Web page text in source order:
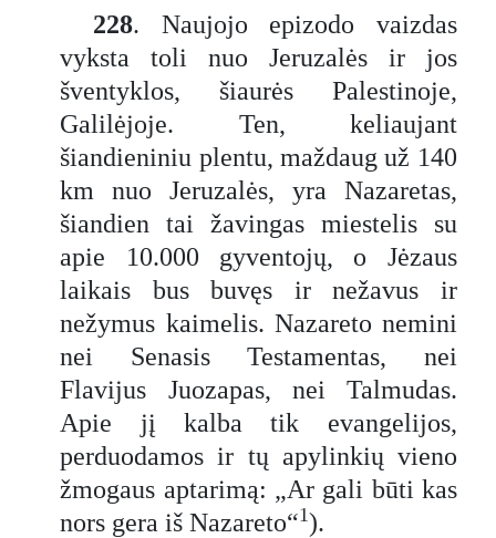
228. Naujojo epizodo vaizdas
vyksta toli nuo Jeruzalės ir jos
šventyklos, šiaurės Palestinoje,
Galilėjoje. Ten, keliaujant
šiandieniniu plentu, maždaug už 140
km nuo Jeruzalės, yra Nazaretas,
šiandien tai žavingas miestelis su
apie 10.000 gyventojų, o Jėzaus
laikais bus buvęs ir nežavus ir
nežymus kaimelis. Nazareto nemini
nei Senasis Testamentas, nei
Flavijus Juozapas, nei Talmudas.
Apie jį kalba tik evangelijos,
perduodamos ir tų apylinkių vieno
žmogaus aptarimą: „Ar gali būti kas
nors gera iš Nazareto“1).